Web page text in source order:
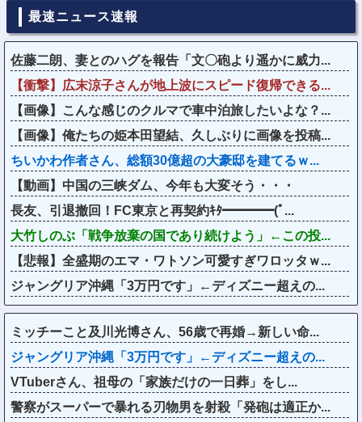
最速ニュース速報
佐藤二朗、妻とのハグを報告「文〇砲より遥かに威力...
【衝撃】広末涼子さんが地上波にスピード復帰できる...
【画像】こんな感じのクルマで車中泊旅したいよな？...
【画像】俺たちの姫本田望結、久しぶりに画像を投稿...
ちいかわ作者さん、総額30億超の大豪邸を建てるｗ...
【動画】中国の三峡ダム、今年も大変そう・・・
長友、引退撤回！FC東京と再契約ｷﾀ━━━━(ﾟ...
大竹しのぶ「戦争放棄の国であり続けよう」←この投...
【悲報】全盛期のエマ・ワトソン可愛すぎワロッタｗ...
ジャングリア沖縄「3万円です」←ディズニー超えの...
ミッチーこと及川光博さん、56歳で再婚→新しい命...
ジャングリア沖縄「3万円です」←ディズニー超えの...
VTuberさん、祖母の「家族だけの一日葬」をし...
警察がスーパーで暴れる刃物男を射殺「発砲は適正か...